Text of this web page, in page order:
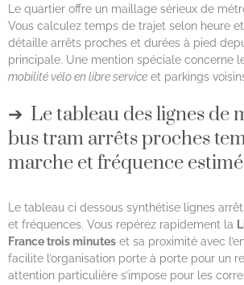
Le quartier offre un maillage sérieux de
Vous calculez temps de trajet selon heure
détaille arrêts proches et durées à pied
principale. Une mention spéciale concerne
mobilité vélo en libre service et parkings
Le tableau des lignes de
bus tram arrêts proches
marche et fréquence
Le tableau ci dessous synthétise lignes
et fréquences. Vous repérez rapidement la
France trois minutes et sa proximité avec
facilite l’organisation porte à porte pour un
attention particulière s’impose pour les